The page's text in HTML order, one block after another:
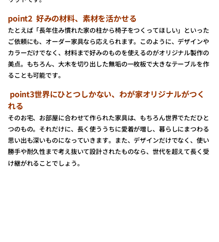
point2 好みの材料、素材を活かせる
たとえば「長年住み慣れた家の柱から椅子をつくってほしい」といった
ご依頼にも、オーダー家具なら応えられます。このように、デザインや
カラーだけでなく、材料まで好みのものを使えるのがオリジナル製作の
美点。もちろん、大木を切り出した無垢の一枚板で大きなテーブルを作
ることも可能です。
point3世界にひとつしかない、わが家オリジナルがつく
れる
そのお宅、お部屋に合わせて作られた家具は、もちろん世界でただひと
つのもの。それだけに、長く使ううちに愛着が増し、暮らしにまつわる
思い出も深いものになっていきます。また、デザインだけでなく、使い
勝手や耐久性まで考え抜いて設計されたものなら、世代を超えて長く受
け継がれることでしょう。